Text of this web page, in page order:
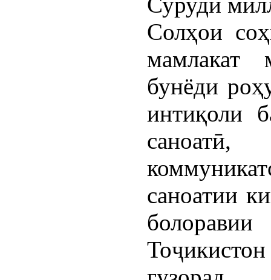
Солҳои
мамлакат
бунёди
интиқоли
саноатии